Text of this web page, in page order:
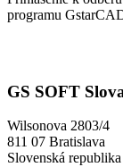
programu
GS SOFT
Wilsonova 2803/4
811 07 Bratislava
Slovenská republika